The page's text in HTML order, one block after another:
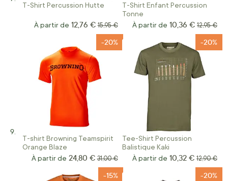
T-Shirt Percussion Hutte
À partir de 12,76 € Prix normal
15,95 €
T-Shirt Enfant Percussion
Tonne
À partir de 10,36 € Prix
12,95 €
T-shirt Browning Teamspirit
Orange Blaze
-20%
À partir de 24,80 € Prix normal
31,00 €
Tee-Shirt Percussion
Balistique Kaki
-20%
À partir de 10,32 € Prix
12,90 €
-15% -20%